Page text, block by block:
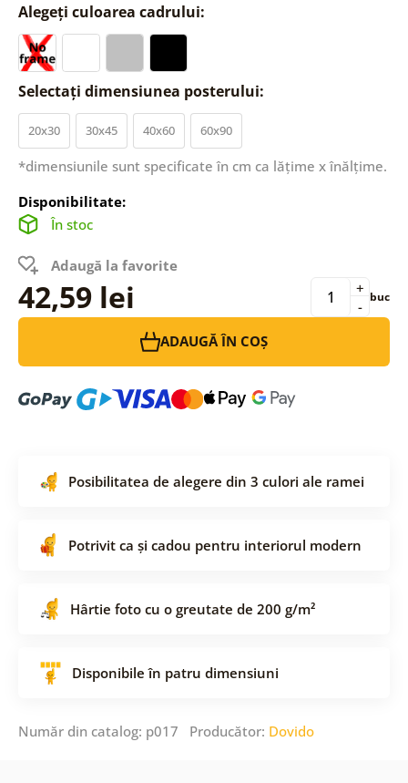
Alegeți culoarea cadrului:
Selectați dimensiunea posterului:
20x30 30x45 40x60 60x90
*dimensiunile sunt specificate în cm ca lățime x înălțime.
Disponibilitate:
În stoc
Adaugă la favorite
42,59 lei -
+ buc
ADAUGĂ ÎN COȘ
Posibilitatea de alegere din 3 culori ale ramei
Potrivit ca și cadou pentru interiorul modern
Hârtie foto cu o greutate de 200 g/m²
Disponibile în patru dimensiuni
Număr din catalog: p017 Producător: Dovido